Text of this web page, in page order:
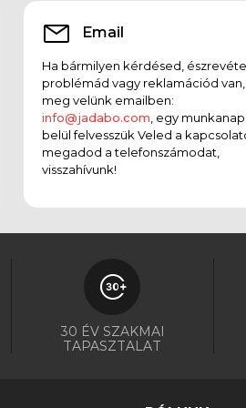
Email
Ha bármilyen kérdésed,
problémád vagy reklamációd van,
meg velünk emailben:
info@jadabo.com , egy
belül felvesszük Veled a
megadod a telefonszámodat,
visszahívunk!
30 ÉV SZAKMAI
TAPASZTALAT